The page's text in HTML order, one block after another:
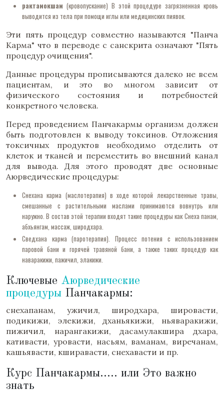
рактамокшам (кровопускание) В этой процедуре загрязненная кровь
выводится из тела при помощи иглы или медицинских пиявок.
Эти пять процедур совместно называются "Панча
Карма" что в переводе с санскрита означают "Пять
процедур очищения".
Данные процедуры прописываются далеко не всем
пациентам, и это во многом зависит от
физического состояния и потребностей
конкретного человека.
Перед проведением Панчакармы организм должен
быть подготовлен к выводу токсинов. Отложения
токсичных продуктов необходимо отделить от
клеток и тканей и переместить во внешний канал
для вывода. Для этого проводят две основные
Аюрведические процедуры:
Снехана карма (маслотерапия) в ходе которой лекарственные травы,
смешанные с растительными маслами принимаются вовнутрь или
наружно. В состав этой терапии входят такие процедуры как Снеха панам,
абхьянгам, массаж, широдхара.
Сведхана карма (паротерапия). Процесс потения с использованием
паровой бани и горячей травяной бани, а также таких процедур как
наваракижи, пажичил, элакижи.
Ключевые Аюрведические
процедуры Панчакармы:
снехапанам, ужичил, широдхара, шировасти,
подикижи, элекижи, дханьякижи, ньяваракижи,
пижичил, нарангакижи, дасамулакшира дхара,
кативасти, уровасти, насьям, ваманам, виречанам,
кашьявасти, кширавасти, снехавасти и пр.
Курс Панчакармы..... или Это важно
знать